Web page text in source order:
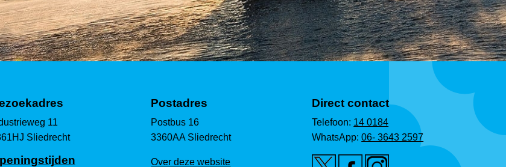
11
Sliedrecht
Postadres
Postbus 16
3360AA Sliedrecht
Over deze website
Direct contact
Telefoon: 14 0184
WhatsApp:06- 3643 2597